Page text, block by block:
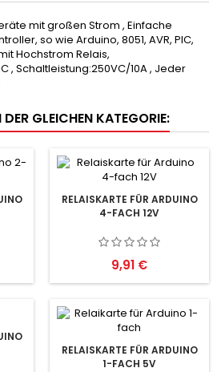
mit großen Strom , Einfache
so wie Arduino, 8051, AVR, PIC,
Hochstrom Relais,
, Schaltleistung:250VC/10A , Jeder
GLEICHEN KATEGORIE:
RELAISKARTE FÜR ARDUINO
4-FACH 12V
Preis
9,91 €
RELAISKARTE FÜR ARDUINO
1-FACH 5V